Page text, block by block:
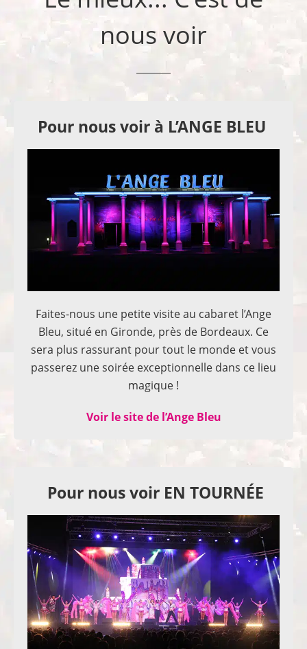
nous voir
Pour nous voir à L’ANGE BLEU
Faites-nous une petite visite au cabaret l’Ange
Bleu, situé en Gironde, près de Bordeaux. Ce
sera plus rassurant pour tout le monde et vous
passerez une soirée exceptionnelle dans ce lieu
magique !
Voir le site de l’Ange Bleu
Pour nous voir EN TOURNÉE